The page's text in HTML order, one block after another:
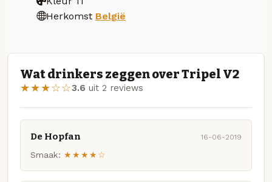
Herkomst België
Wat drinkers zeggen over Tripel V2
★★★☆☆3.6 uit 2 reviews
De Hopfan 16-06-2019
Smaak: ★★★★☆